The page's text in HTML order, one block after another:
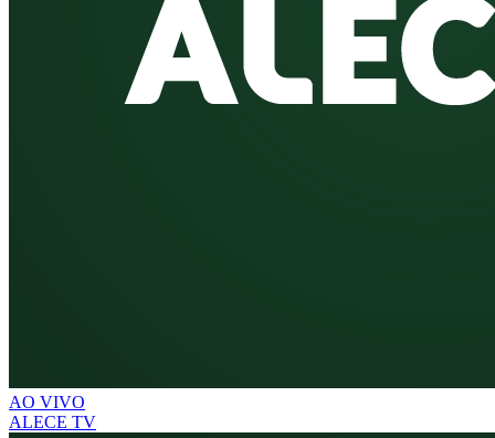
AO VIVO
ALECE TV